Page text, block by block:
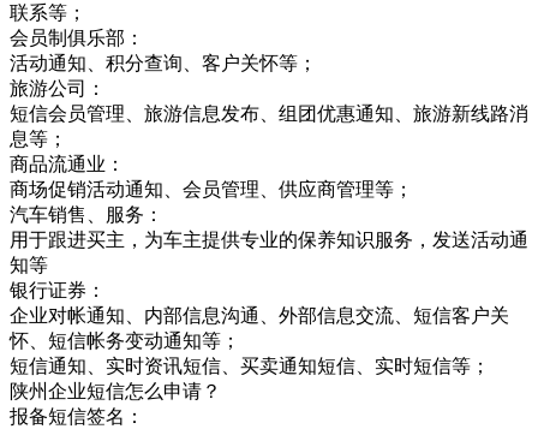
联系等；
会员制俱乐部：
活动通知、积分查询、客户关怀等；
旅游公司：
短信会员管理、旅游信息发布、组团优惠通知、旅游新线路消
息等；
商品流通业：
商场促销活动通知、会员管理、供应商管理等；
汽车销售、服务：
用于跟进买主，为车主提供专业的保养知识服务，发送活动通
知等
银行证券：
企业对帐通知、内部信息沟通、外部信息交流、短信客户关
怀、短信帐务变动通知等；
短信通知、实时资讯短信、买卖通知短信、实时短信等；
陕州企业短信怎么申请？
报备短信签名：